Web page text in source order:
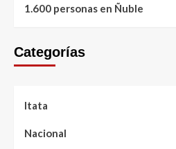
1.600 personas en Ñuble
Categorías
Itata
Nacional